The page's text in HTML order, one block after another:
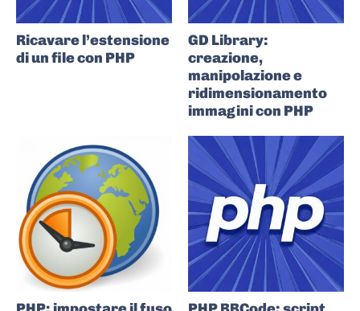
Ricavare l’estensione
di un file con PHP
GD Library:
creazione,
manipolazione e
ridimensionamento
immagini con PHP